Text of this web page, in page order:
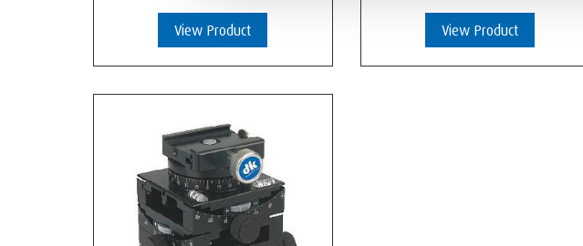
View Product
View Product